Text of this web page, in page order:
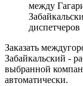
между
диспетчеров
Заказать
Забайкальский -
выбранной
автоматически.